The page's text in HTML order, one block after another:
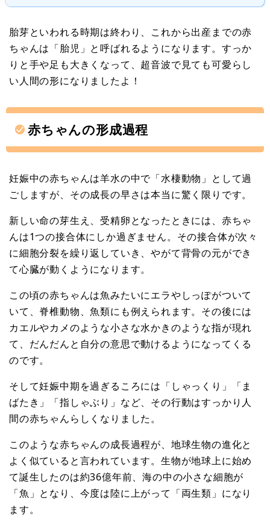
胎芽といわれる時期は終わり、これから出産までの赤
ちゃんは「胎児」と呼ばれるようになります。すっか
りと手や足も大きくなって、超音波で見ても可愛らし
い人間の形になりましたよ！
赤ちゃんの形成過程
妊娠中の赤ちゃんは羊水の中で「水棲動物」として過
ごしますが、その成長の早さは本当に驚く限りです。
新しい命の芽生え、受精卵となったときには、赤ちゃ
んは1つの接合体にしか過ぎません。その接合体が次々
に細胞分裂を繰り返していき、やがて背骨の元ができ
て心臓が動くようになります。
この頃の赤ちゃんは魚みたいにエラやしっぽがついて
いて、脊椎動物、魚類にも例えられます。その後には
カエルやカメのような小さな水かきのような指が現れ
て、だんだんと自分の意思で動けるようになってくる
のです。
そして妊娠中期を過ぎるころには「しゃっくり」「ま
ばたき」「指しゃぶり」など、その行動はすっかり人
間の赤ちゃんらしくなりました。
このような赤ちゃんの成長過程が、地球生物の進化と
よく似ていると言われています。生物が地球上に始め
て誕生したのは約36億年前、海の中の小さな細胞が
「魚」となり、今度は陸に上がって「両生類」になり
ます。